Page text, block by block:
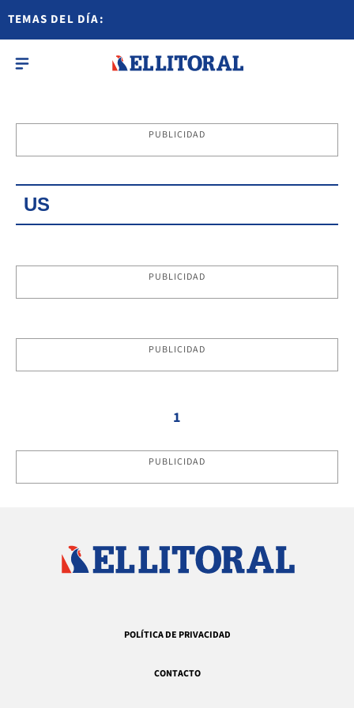
TEMAS DEL DÍA:
PUBLICIDAD
US
PUBLICIDAD
PUBLICIDAD
1
PUBLICIDAD
POLÍTICA DE PRIVACIDAD
CONTACTO